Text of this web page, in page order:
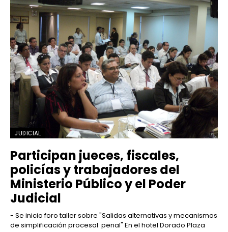
JUDICIAL
Participan jueces, fiscales,
policías y trabajadores del
Ministerio Público y el Poder
Judicial
- Se inicio foro taller sobre "Salidas alternativas y mecanismos
de simplificación procesal penal" En el hotel Dorado Plaza